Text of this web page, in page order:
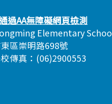
Elementary
區崇明路698號
傳真：(06)2900553